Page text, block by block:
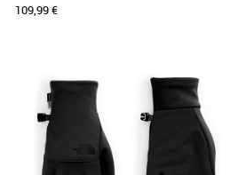
109,99 €
Adoptez un look moderne et fonctionnel avec
la Gosei Puffer de The North Face pour femme.
Conçue pour [...]